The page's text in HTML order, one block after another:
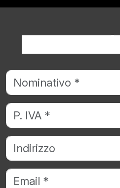
Richiedi